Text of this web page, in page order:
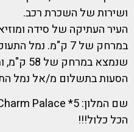
ושירות של השכרת רכב.
העיר העתיקה של סידה
במרחק של 7 ק"מ.
שנמצא
הסעות בתשלום מ/אל נמל
שם המלון: 5* Side Crown Charm Palace
הכל כלול!!!